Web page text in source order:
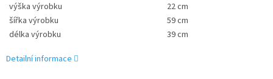
výška výrobku
22 cm
šířka výrobku
59 cm
délka výrobku
39 cm
Detailní informace